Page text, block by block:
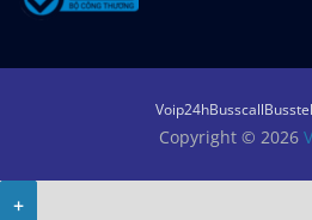
Voip24hBusscall
Copyright © 2026
+